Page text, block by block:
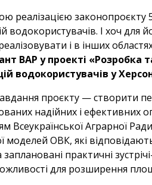
реалізацією законопроєкту
водокористувачів. І хоч для
і в інших
ВАР у проекті «Розробка
водокористувачів у
проєкту — створити
надійних і ефективних
Всеукраїнської Аграрної
моделей ОВК, які
практичні
для розширення